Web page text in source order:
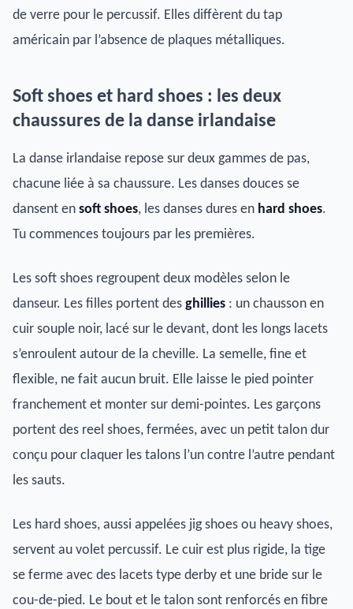
de verre pour le percussif. Elles diffèrent du tap
américain par l’absence de plaques métalliques.
Soft shoes et hard shoes : les deux
chaussures de la danse irlandaise
La danse irlandaise repose sur deux gammes de pas,
chacune liée à sa chaussure. Les danses douces se
dansent en soft shoes, les danses dures en hard shoes.
Tu commences toujours par les premières.
Les soft shoes regroupent deux modèles selon le
danseur. Les filles portent des ghillies : un chausson en
cuir souple noir, lacé sur le devant, dont les longs lacets
s’enroulent autour de la cheville. La semelle, fine et
flexible, ne fait aucun bruit. Elle laisse le pied pointer
franchement et monter sur demi-pointes. Les garçons
portent des reel shoes, fermées, avec un petit talon dur
conçu pour claquer les talons l’un contre l’autre pendant
les sauts.
Les hard shoes, aussi appelées jig shoes ou heavy shoes,
servent au volet percussif. Le cuir est plus rigide, la tige
se ferme avec des lacets type derby et une bride sur le
cou-de-pied. Le bout et le talon sont renforcés en fibre